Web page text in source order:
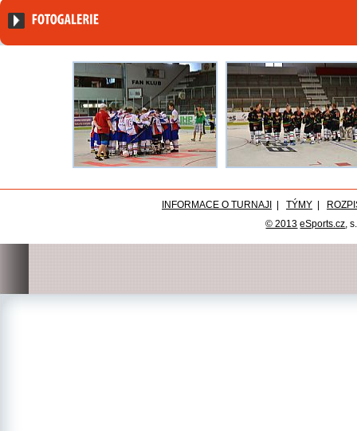
INFORMACE O TURNAJI TÝMY
© 2013 eSports.cz,